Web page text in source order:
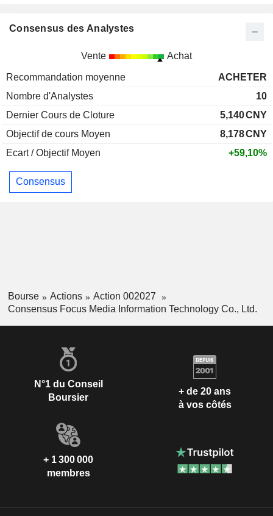
Consensus des Analystes
Vente Achat
Recommandation moyenne
ACHETER
Nombre d'Analystes
10
Dernier Cours de Cloture
5,140CNY
Objectif de cours Moyen
8,178CNY
Ecart / Objectif Moyen
+59,10%
Consensus
Bourse Actions
Action 002027
Consensus Focus Media Information Technology Co., Ltd.
N°1 du Conseil
Boursier
+ de 20 ans
à vos côtés
+ 1 300 000
membres